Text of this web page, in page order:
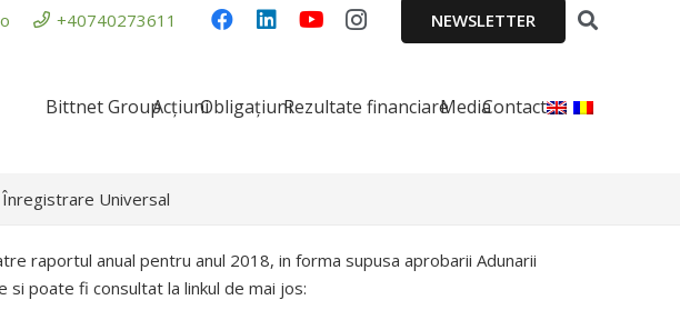
+40740273611 NEWSLETTER
Bittnet GroupAcțiuniObligațiuniRezultate financiareMediaContact
Universal
raportul anual pentru anul 2018, in forma supusa aprobarii Adunarii
si poate fi consultat la linkul de mai jos: